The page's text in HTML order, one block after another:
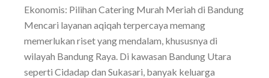
Ekonomis: Pilihan Catering Murah Meriah di Bandung
Mencari layanan aqiqah terpercaya memang
memerlukan riset yang mendalam, khususnya di
wilayah Bandung Raya. Di kawasan Bandung Utara
seperti Cidadap dan Sukasari, banyak keluarga